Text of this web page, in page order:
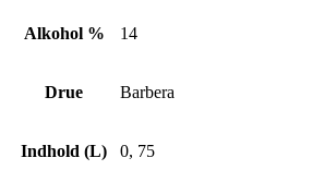
Alkohol % 14
Drue Barbera
Indhold (L) 0, 75